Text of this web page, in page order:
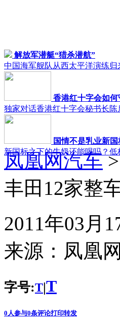
解放军潜艇“猎杀潜航”
中国海军舰队从西太平洋演练
香港红十字会如何
独家对话香港红十字会秘书长陈
国情不是乳业新
新国标之下的牛奶还能喝吗？
凤凰网汽车
丰田12家整
2011年03月
来源： 凤凰
字号:T|T
0 人参与0条评论打印转发